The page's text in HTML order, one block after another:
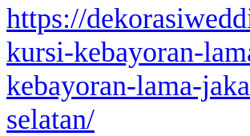
https://
kursi-kebayoran-
kebayoran-lama-
selatan/